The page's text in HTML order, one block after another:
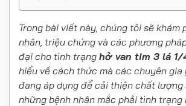
Trong bài viết này, chúng tôi sẽ khám
nhân, triệu chứng và các phương
đại cho tình trạng hở van tim 3 lá 1/
hiểu về cách thức mà các chuyên gia
đang áp dụng để cải thiện chất lượng
những bệnh nhân mắc phải tình trạng